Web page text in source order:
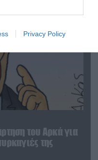
Privacy Policy
του Αρκά για
της